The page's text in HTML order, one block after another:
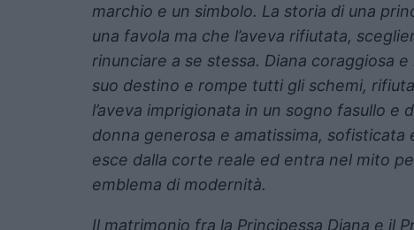
marchio e un simbolo. La storia di una
una favola ma che l’aveva rifiutata,
rinunciare a se stessa. Diana coraggiosa e
suo destino e rompe tutti gli schemi,
l’aveva imprigionata in un sogno fasullo
donna generosa e amatissima,
esce dalla corte reale ed entra nel mito
emblema di modernità.
Il matrimonio fra la Principessa Diana e il